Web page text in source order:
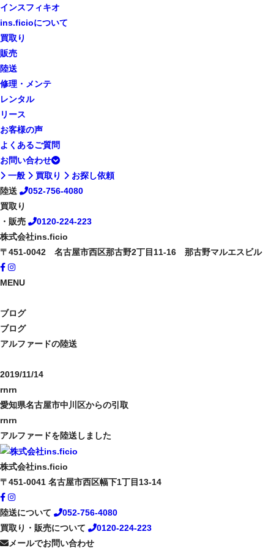
インスフィキオ
ins.ficioについて
買取り
販売
陸送
修理・メンテ
レンタル
リース
お客様の声
よくあるご質問
お問い合わせ
一般
買取り
お探し依頼
陸送
052-756-4080
買取り
・販売
0120-224-223
株式会社ins.ficio
〒451-0042 名古屋市西区那古野2丁目11-16 那古野マルエスビル
MENU
ブログ
ブログ
アルファードの陸送
2019/11/14
rnrn
愛知県名古屋市中川区からの引取
rnrn
アルファードを陸送しました
株式会社ins.ficio
〒451-0041 名古屋市西区幅下1丁目13-14
陸送について
052-756-4080
買取り・販売について
0120-224-223
メールでお問い合わせ